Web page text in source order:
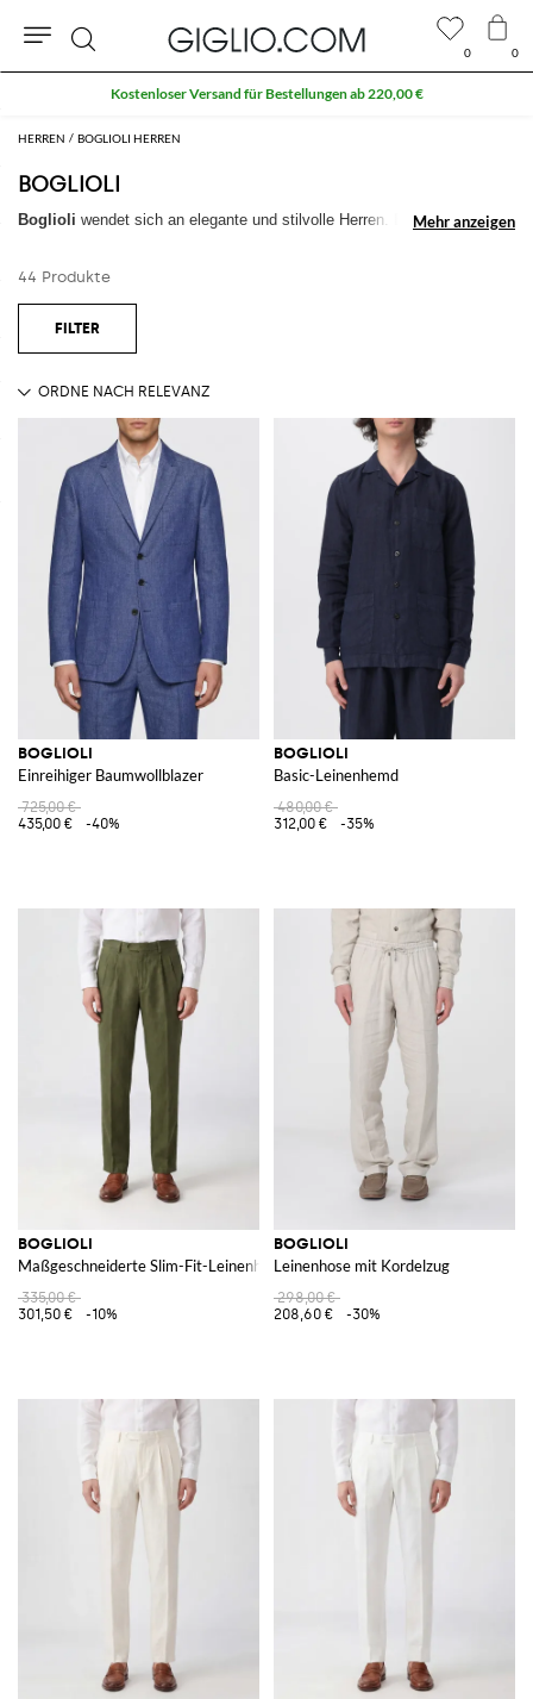
HERREN BOGLIOLI HERREN
BOGLIOLI
Boglioli wendet sich an elegante und stilvolle Herren.
Boglioli Uomo
Wendepunkt f
Endtecken SieBoglioli Kollektion
Mehr anzeigen
Mehr anzeigen
44 Produkte
BOGLIOLI
Einreihiger Baumwollblazer
725,00 €
435,00 €
-40%
BOGLIOLI
Basic-Leinenhemd
480,00 €
312,00 €
-35%
BOGLIOLI
Maßgeschneiderte Slim-Fit-Leinenhose mit dezentralem Verschluss
335,00 €
301,50 €
-10%
BOGLIOLI
Leinenhose mit Kordelzug
298,00 €
208,60 €
-30%
0 0
Suche
Kostenloser Versand für Bestellungen ab 220,00 €